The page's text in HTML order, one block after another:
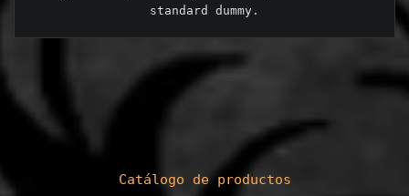
standard dummy.
Catálogo de productos